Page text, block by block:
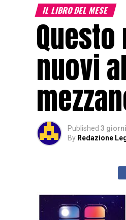
IL LIBRO DEL MESE
nuovi
Published 3
By Redazione